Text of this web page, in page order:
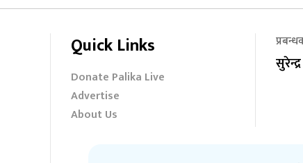
Quick Links
Donate Palika Live
Advertise
About Us